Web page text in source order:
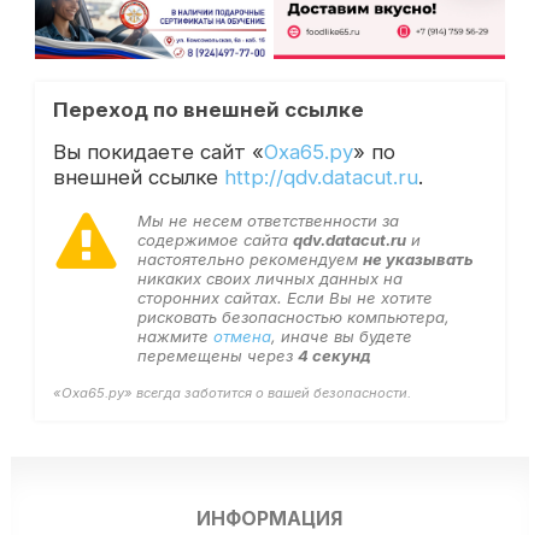
Переход по внешней ссылке
Вы покидаете сайт «Оха65.ру» по
внешней ссылке http://qdv.datacut.ru.
Мы не несем ответственности за
содержимое сайта qdv.datacut.ruи
настоятельно рекомендуем не указывать
никаких своих личных данных на
сторонних сайтах. Если Вы не хотите
рисковать безопасностью компьютера,
нажмите отмена, иначе вы будете
перемещены через 4 секунд
«Оха65.ру» всегда заботится о вашей безопасности.
ИНФОРМАЦИЯ